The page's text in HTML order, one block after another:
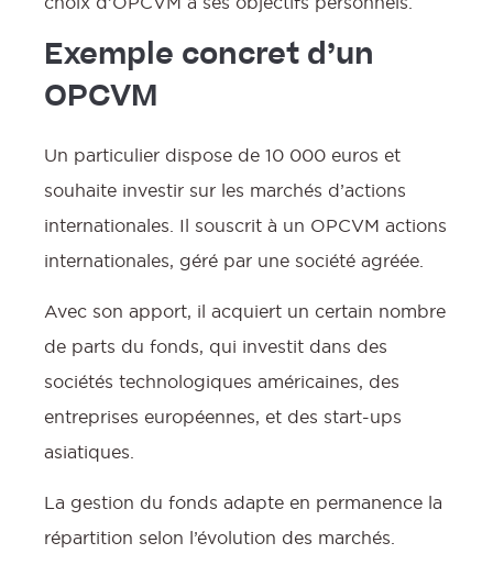
Exemple concret d’un
OPCVM
Un particulier dispose de 10 000 euros et
souhaite investir sur les marchés d’actions
internationales. Il souscrit à un OPCVM actions
internationales, géré par une société agréée.
Avec son apport, il acquiert un certain nombre
de parts du fonds, qui investit dans des
sociétés technologiques américaines, des
entreprises européennes, et des start-ups
asiatiques.
La gestion du fonds adapte en permanence la
répartition selon l’évolution des marchés.